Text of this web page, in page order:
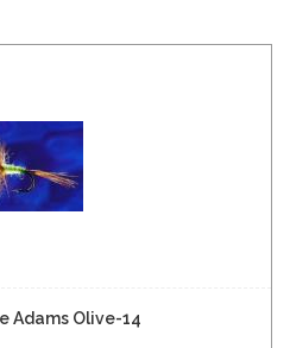
Adams Olive-14